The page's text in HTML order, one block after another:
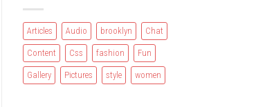
Articles Audio brooklyn Chat
Content Css fashion Fun
Gallery Pictures style women